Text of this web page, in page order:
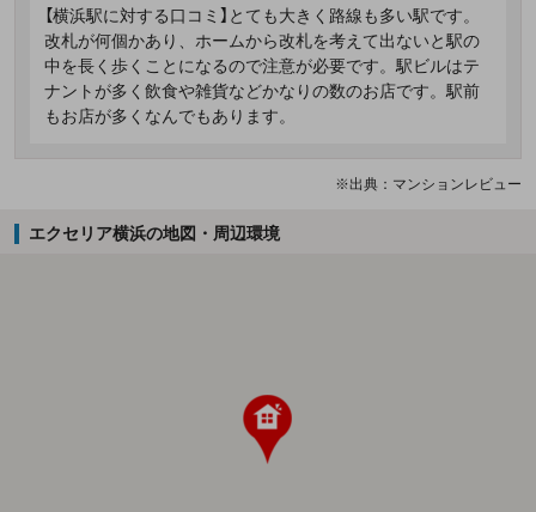
【横浜駅に対する口コミ】とても大きく路線も多い駅です。
改札が何個かあり、ホームから改札を考えて出ないと駅の
中を長く歩くことになるので注意が必要です。駅ビルはテ
ナントが多く飲食や雑貨などかなりの数のお店です。駅前
もお店が多くなんでもあります。
※出典：マンションレビュー
エクセリア横浜の地図・周辺環境